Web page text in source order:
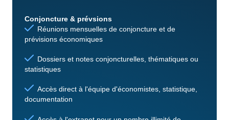
Conjoncture & prévsions
Réunions mensuelles de conjoncture et de
prévisions économiques
Dossiers et notes conjoncturelles, thématiques ou
statistiques
Accès direct à l'équipe d'économistes, statistique,
documentation